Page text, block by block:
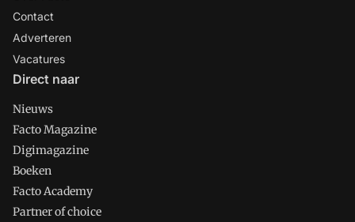
Contact
Adverteren
Vacatures
Direct naar
Nieuws
Facto Magazine
Digimagazine
Boeken
Facto Academy
Partner of choice